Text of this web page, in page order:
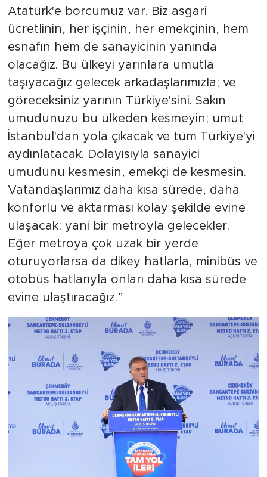
Atatürk'e borcumuz var. Biz asgari
ücretlinin, her işçinin, her emekçinin, hem
esnafın hem de sanayicinin yanında
olacağız. Bu ülkeyi yarınlara umutla
taşıyacağız gelecek arkadaşlarımızla; ve
göreceksiniz yarının Türkiye'sini. Sakın
umudunuzu bu ülkeden kesmeyin; umut
İstanbul'dan yola çıkacak ve tüm Türkiye'yi
aydınlatacak. Dolayısıyla sanayici
umudunu kesmesin, emekçi de kesmesin.
Vatandaşlarımız daha kısa sürede, daha
konforlu ve aktarması kolay şekilde evine
ulaşacak; yani bir metroyla gelecekler.
Eğer metroya çok uzak bir yerde
oturuyorlarsa da dikey hatlarla, minibüs ve
otobüs hatlarıyla onları daha kısa sürede
evine ulaştıracağız.”